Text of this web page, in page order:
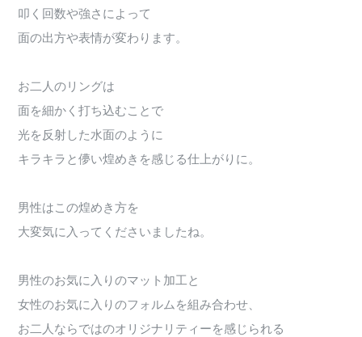
叩く回数や強さによって
面の出方や表情が変わります。
お二人のリングは
面を細かく打ち込むことで
光を反射した水面のように
キラキラと儚い煌めきを感じる仕上がりに。
男性はこの煌めき方を
大変気に入ってくださいましたね。
男性のお気に入りのマット加工と
女性のお気に入りのフォルムを組み合わせ、
お二人ならではのオリジナリティーを感じられる